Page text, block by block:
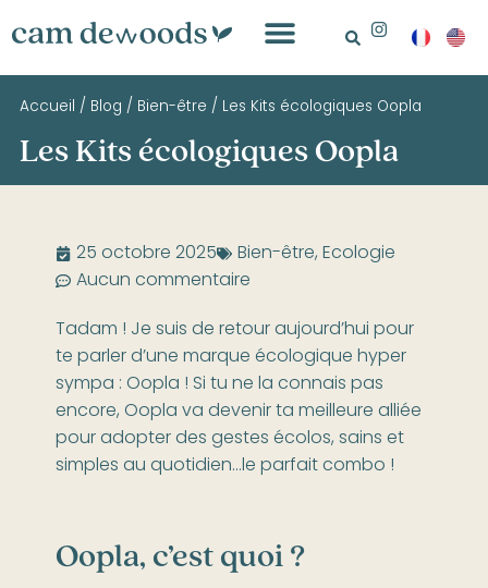
Accueil / Blog / Bien-être / Les Kits écologiques Oopla
Les Kits écologiques Oopla
25 octobre 2025 Bien-être,Ecologie
Aucun commentaire
Tadam ! Je suis de retour aujourd’hui pour
te parler d’une marque écologique hyper
sympa : Oopla ! Si tu ne la connais pas
encore, Oopla va devenir ta meilleure alliée
pour adopter des gestes écolos, sains et
simples au quotidien…le parfait combo !
Oopla, c’est quoi ?